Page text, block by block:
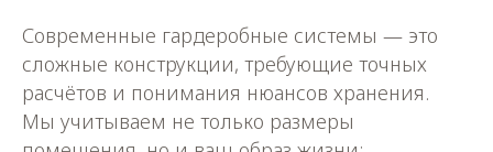
Современные гардеробные системы — это
сложные конструкции, требующие точных
расчётов и понимания нюансов хранения.
Мы учитываем не только размеры